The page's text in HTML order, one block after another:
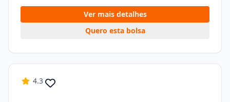
Ver mais detalhes
Quero esta bolsa
4.3